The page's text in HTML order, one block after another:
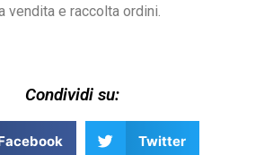
vendita e raccolta ordini.
Condividi su:
Twitter